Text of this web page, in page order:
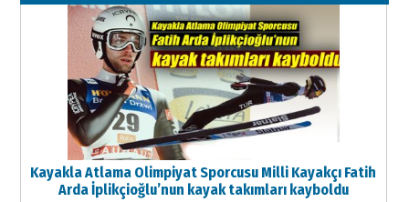
11 Mayıs 2026 Pazartesi
Kayakla Atlama Olimpiyat Sporcusu Milli Kayakçı Fatih
Arda İplikçioğlu’nun kayak takımları kayboldu